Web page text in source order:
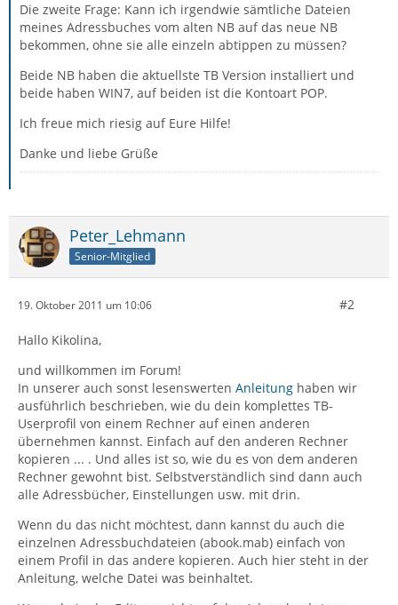
Die zweite Frage: Kann ich irgendwie sämtliche Dateien
meines Adressbuches vom alten NB auf das neue NB
bekommen, ohne sie alle einzeln abtippen zu müssen?
Beide NB haben die aktuellste TB Version installiert und
beide haben WIN7, auf beiden ist die Kontoart POP.
Ich freue mich riesig auf Eure Hilfe!
Danke und liebe Grüße
Peter_Lehmann
Senior-Mitglied
19. Oktober 2011 um 10:06 #2
Hallo Kikolina,
und willkommen im Forum!
In unserer auch sonst lesenswerten Anleitung haben wir
ausführlich beschrieben, wie du dein komplettes TB-
Userprofil von einem Rechner auf einen anderen
übernehmen kannst. Einfach auf den anderen Rechner
kopieren ... . Und alles ist so, wie du es von dem anderen
Rechner gewohnt bist. Selbstverständlich sind dann auch
alle Adressbücher, Einstellungen usw. mit drin.
Wenn du das nicht möchtest, dann kannst du auch die
einzelnen Adressbuchdateien (abook.mab) einfach von
einem Profil in das andere kopieren. Auch hier steht in der
Anleitung, welche Datei was beinhaltet.